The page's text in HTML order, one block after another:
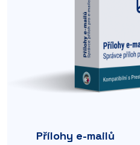
Přílohy e-mailů